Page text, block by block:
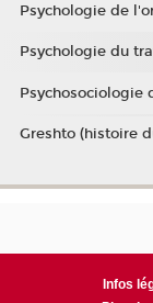
Psychologie de
Psychologie du
Psychosociologie
Greshto (histoire
Infos